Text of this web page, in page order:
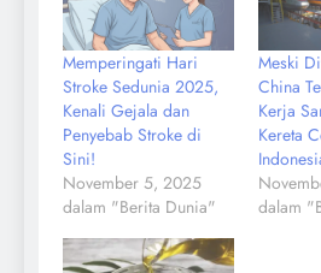
Memperingati Hari
Stroke Sedunia 2025,
Kenali Gejala dan
Penyebab Stroke di
Sini!
November 5, 2025
dalam "Berita Dunia"
Meski
China
Kerja
Kereta
dalam